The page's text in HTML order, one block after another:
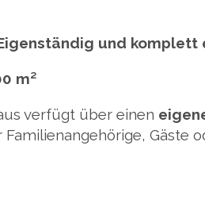
und
m²
verfügt über einen
Gäste